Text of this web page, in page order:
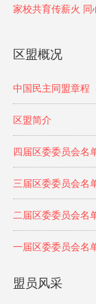
家校共育传薪火 同
区盟概况
中国民主同盟章程
区盟简介
四届区委委员会名
三届区委委员会名
二届区委委员会名
一届区委委员会名
盟员风采